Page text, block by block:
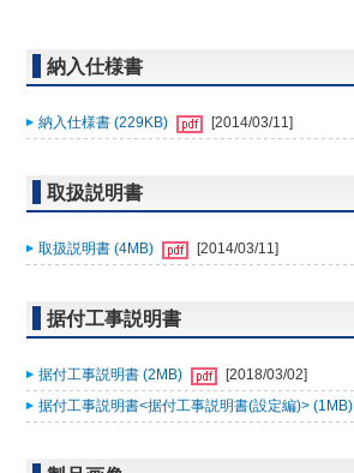
納入仕様書
納入仕様書 (229KB) [2014/03/11]
取扱説明書
取扱説明書 (4MB) [2014/03/11]
据付工事説明書
据付工事説明書 (2MB)
[2018/03/02]
据付工事説明書<据付工事説明書(設定編)> (1MB)